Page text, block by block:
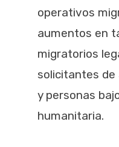
operativos
aumentos en
migratorios
solicitantes de
y personas
humanitaria.